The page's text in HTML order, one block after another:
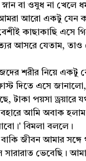
বা ওষুধ না খেলে
আমরা আরো একটু যেন
কাছাকাছি এসে
আসরে যেতাম,
শরীর নিয়ে একটু
দিতে এসে
টাকা পয়সা ড্রয়ারে
আমি অবাক
বিমলা বললে।
জীবন আমার সঙ্গে
সারারাত ভেবেছি।